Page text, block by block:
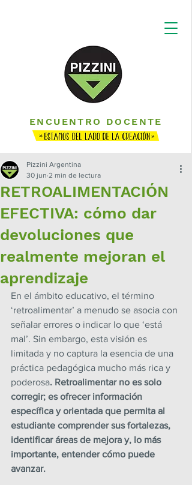
ENCUENTRO DOCENTE
RETROALIMENTACIÓN
EFECTIVA: cómo dar
devoluciones que
realmente mejoran el
aprendizaje
Pizzini Argentina
30 jun 2 min de lectura
En el ámbito educativo, el término
‘retroalimentar’ a menudo se asocia con
señalar errores o indicar lo que ‘está
mal’. Sin embargo, esta visión es
limitada y no captura la esencia de una
práctica pedagógica mucho más rica y
poderosa. Retroalimentar no es solo
corregir; es ofrecer información
específica y orientada que permita al
estudiante comprender sus fortalezas,
identificar áreas de mejora y, lo más
importante, entender cómo puede
avanzar.